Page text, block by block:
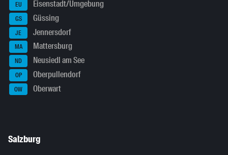
EU Eisenstadt/Umgebung
GS Güssing
JE Jennersdorf
MA Mattersburg
ND Neusiedl am See
OP Oberpullendorf
OW Oberwart
Salzburg